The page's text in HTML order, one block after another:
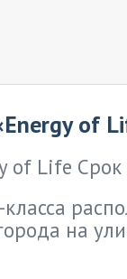
of
of Life Срок
на